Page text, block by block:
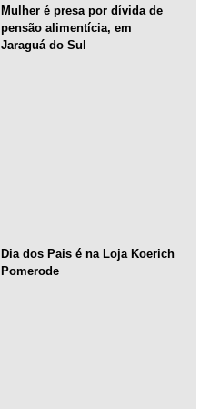
Mulher é presa por dívida de
pensão alimentícia, em
Jaraguá do Sul
Dia dos Pais é na Loja Koerich
Pomerode